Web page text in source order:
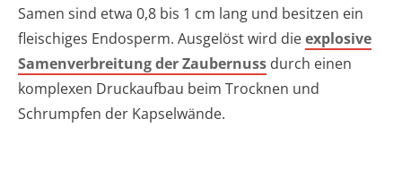
Samen sind etwa 0,8 bis 1 cm lang und besitzen ein
fleischiges Endosperm. Ausgelöst wird dieexplosive
Samenverbreitung der Zaubernuss durch einen
komplexen Druckaufbau beim Trocknen und
Schrumpfen der Kapselwände.